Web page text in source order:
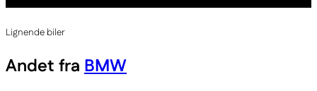
Lignende biler
Andet fra BMW